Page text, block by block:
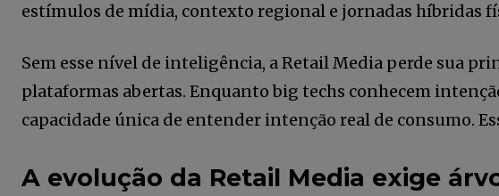
estímulos de mídia, contexto regional e jornadas híbridas
Sem esse nível de inteligência, a Retail Media perde sua
plataformas abertas. Enquanto big techs conhecem
capacidade única de entender intenção real de consumo.
A evolução da Retail Media exige